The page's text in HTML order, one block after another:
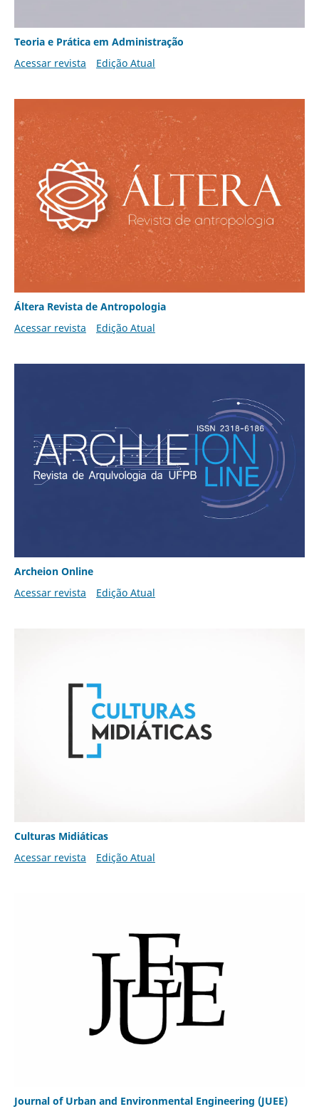
Teoria e Prática em Administração
Acessar revista
Edição Atual
Áltera Revista de Antropologia
Acessar revista
Edição Atual
Archeion Online
Acessar revista
Edição Atual
Culturas Midiáticas
Acessar revista
Edição Atual
Journal of Urban and Environmental Engineering (JUEE)